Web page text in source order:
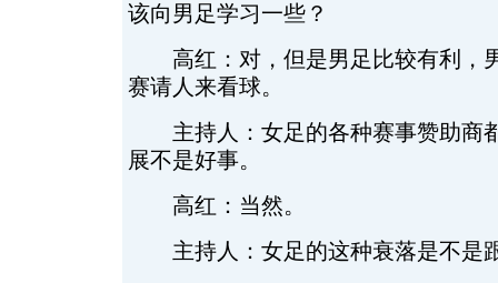
该向男足学习一些？
高红：对，但是男足比较有利，
赛请人来看球。
主持人：女足的各种赛事赞助商
展不是好事。
高红：当然。
主持人：女足的这种衰落是不是